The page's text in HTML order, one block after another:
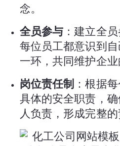
念。
全员参与 ：建立全
每位员工都意识到
一环，共同维护企业
岗位责任制 ：根据
具体的安全职责，
人负责，形成完整的